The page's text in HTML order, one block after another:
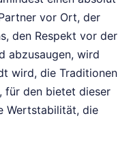
vor Ort, der
den Respekt vor der
abzusaugen, wird
wird, die Traditionen
für den bietet dieser
Wertstabilität, die